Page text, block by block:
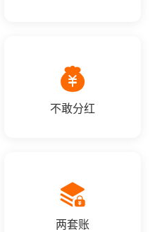
不敢分红
两套账